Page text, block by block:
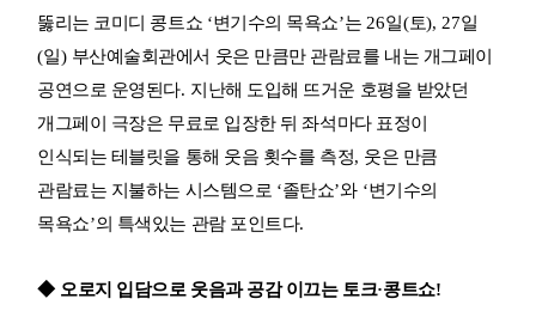
뚫리는 코미디 콩트쇼 ‘변기수의 목욕쇼’는 26일(토), 27일
(일) 부산예술회관에서 웃은 만큼만 관람료를 내는 개그페이
공연으로 운영된다. 지난해 도입해 뜨거운 호평을 받았던
개그페이 극장은 무료로 입장한 뒤 좌석마다 표정이
인식되는 테블릿을 통해 웃음 횟수를 측정, 웃은 만큼
관람료는 지불하는 시스템으로 ‘졸탄쇼’와 ‘변기수의
목욕쇼’의 특색있는 관람 포인트다.
◆ 오로지 입담으로 웃음과 공감 이끄는 토크·콩트쇼!